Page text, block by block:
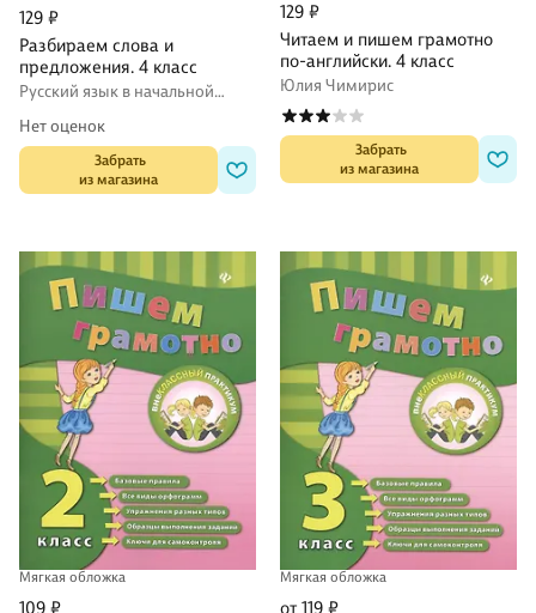
129 ₽
Разбираем слова и
предложения. 4 класс
Русский язык в начальной
Нет оценок
Забрать
из магазина
129 ₽
Читаем и пишем грамотно
по-английски. 4 класс
Юлия Чимирис
Забрать
из магазина
Мягкая обложка
109 ₽
Мягкая обложка
от 119 ₽